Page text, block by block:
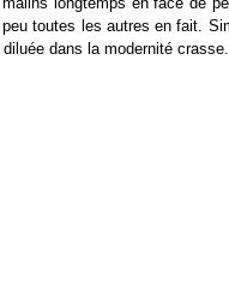
toutes les autres en fait.
dans la modernité